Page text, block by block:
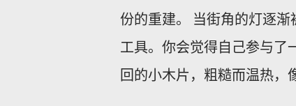
份的重建。 当街角的灯逐
工具。你会觉得自己参与了
回的小木片，粗糙而温热，